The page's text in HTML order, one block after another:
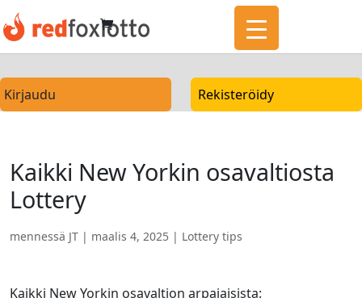
Kirjaudu Rekisteröidy
Kaikki New Yorkin osavaltiosta
Lottery
mennessä JT | maalis 4, 2025 | Lottery tips
Kaikki New Yorkin osavaltion arpajaisista: